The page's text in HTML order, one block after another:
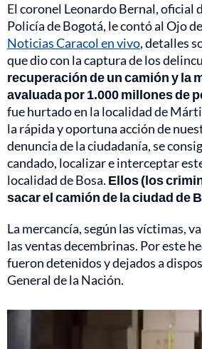
El coronel Leonardo Bernal, oficial
Policía de Bogotá, le contó al Ojo
Noticias Caracol en vivo, detalles
que dio con la captura de los
recuperación de un camión y la
avaluada por 1.000 millones de
fue hurtado en la localidad de
la rápida y oportuna acción de
denuncia de la ciudadanía, se
candado, localizar e interceptar
localidad de Bosa. Ellos (los
sacar el camión de la ciudad de
La mercancía, según las víctimas,
las ventas decembrinas. Por este
fueron detenidos y dejados a
General de la Nación.